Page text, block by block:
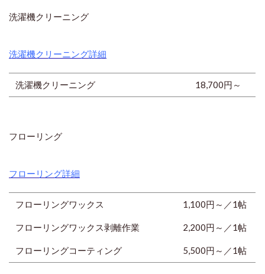
洗濯機クリーニング
洗濯機クリーニング詳細
洗濯機クリーニング 18,700円 ～
フローリング
フローリング詳細
フローリングワックス 1,100円～／1帖
フローリングワックス剥離作業 2,200円～／1帖
フローリングコーティング 5,500円～／1帖